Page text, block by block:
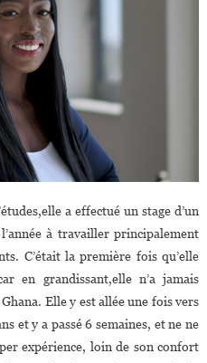
a effectué un stage d’un
à travailler principalement
C’était la première fois qu’elle
en grandissant,elle n’a jamais
Elle y est allée une fois vers
et y a passé 6 semaines, et ne ne
expérience, loin de son confort